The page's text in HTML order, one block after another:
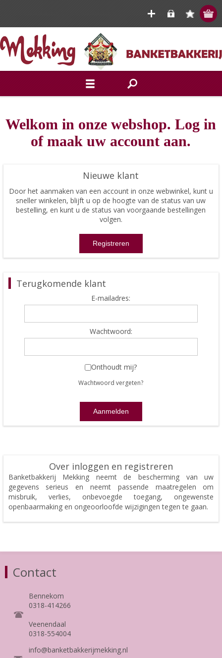
Welkom in onze webshop. Log in
of maak uw account aan.
Nieuwe klant
Door het aanmaken van een account in onze webwinkel, kunt u
sneller winkelen, blijft u op de hoogte van de status van uw
bestelling, en kunt u de status van voorgaande bestellingen
volgen.
Terugkomende klant
E-mailadres:
Wachtwoord:
Onthoudt mij?
Wachtwoord vergeten?
Over inloggen en registreren
Banketbakkerij Mekking neemt de bescherming van uw
gegevens serieus en neemt passende maatregelen om
misbruik, verlies, onbevoegde toegang, ongewenste
openbaarmaking en ongeoorloofde wijzigingen tegen te gaan.
Contact
Bennekom
0318-414266
Veenendaal
0318-554004
info@banketbakkerijmekking.nl